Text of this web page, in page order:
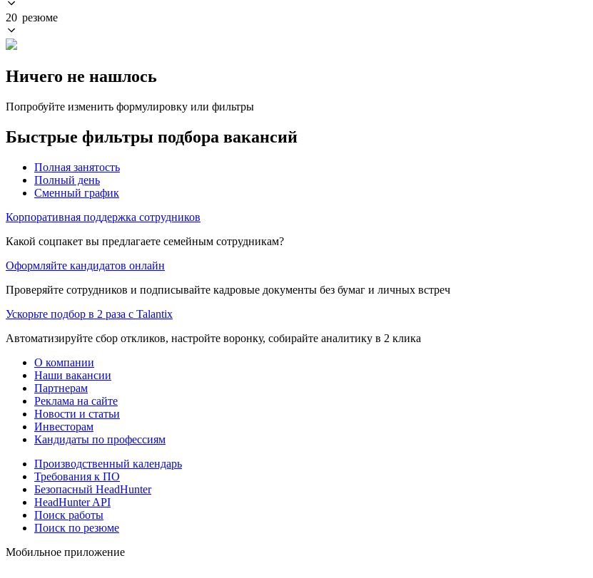
20 резюме
Ничего не нашлось
Попробуйте изменить формулировку или фильтры
Быстрые фильтры подбора вакансий
Полная занятость
Полный день
Сменный график
Корпоративная поддержка сотрудников
Какой соцпакет вы предлагаете семейным сотрудникам?
Оформляйте кандидатов онлайн
Проверяйте сотрудников и подписывайте кадровые документы без бумаг и личных встреч
Ускорьте подбор в 2 раза с Talantix
Автоматизируйте сбор откликов, настройте воронку, собирайте аналитику в 2 клика
О компании
Наши вакансии
Партнерам
Реклама на сайте
Новости и статьи
Инвесторам
Кандидаты по профессиям
Производственный календарь
Требования к ПО
Безопасный HeadHunter
HeadHunter API
Поиск работы
Поиск по резюме
Мобильное приложение